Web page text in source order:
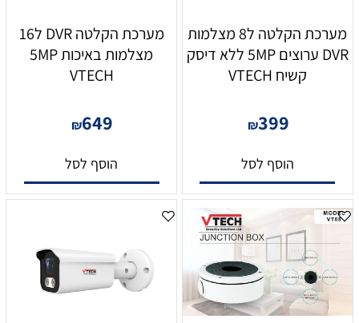
מערכת הקלטה ל8 מצלמות
DVR ערוצים 5MP ללא דיסק
קשיח VTECH
₪399
הוסף לסל
מערכת הקלטה DVR ל16
מצלמות באיכות 5MP
VTECH
₪649
הוסף לסל